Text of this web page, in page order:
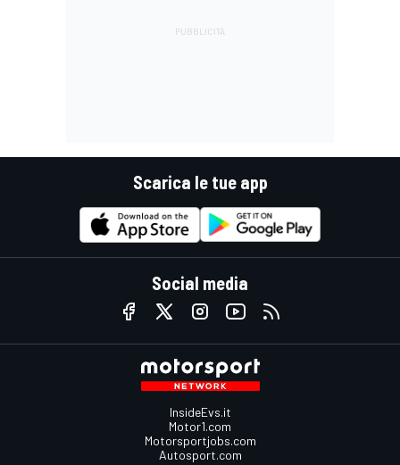
Scarica le tue app
Social media
InsideEvs.it
Motor1.com
Motorsportjobs.com
Autosport.com